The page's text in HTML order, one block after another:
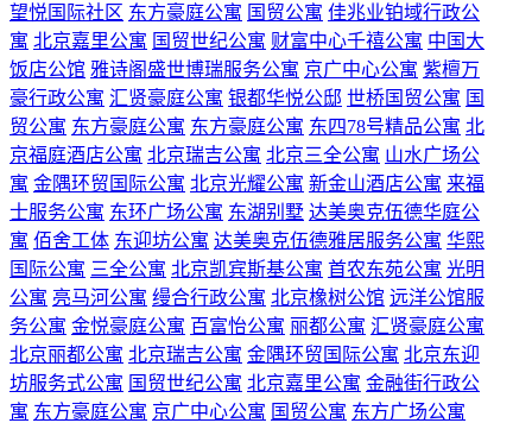
望悦国际社区 东方豪庭公寓 国贸公寓 佳兆业铂域行政公
寓 北京嘉里公寓 国贸世纪公寓 财富中心千禧公寓 中国大
饭店公馆 雅诗阁盛世博瑞服务公寓 京广中心公寓 紫檀万
豪行政公寓 汇贤豪庭公寓 银都华悦公邸 世桥国贸公寓 国
贸公寓 东方豪庭公寓 东方豪庭公寓 东四78号精品公寓 北
京福庭酒店公寓 北京瑞吉公寓 北京三全公寓 山水广场公
寓 金隅环贸国际公寓 北京光耀公寓 新金山酒店公寓 来福
士服务公寓 东环广场公寓 东湖别墅 达美奥克伍德华庭公
寓 佰舍工体 东迎坊公寓 达美奥克伍德雅居服务公寓 华熙
国际公寓 三全公寓 北京凯宾斯基公寓 首农东苑公寓 光明
公寓 亮马河公寓 缦合行政公寓 北京橡树公馆 远洋公馆服
务公寓 金悦豪庭公寓 百富怡公寓 丽都公寓 汇贤豪庭公寓
北京丽都公寓 北京瑞吉公寓 金隅环贸国际公寓 北京东迎
坊服务式公寓 国贸世纪公寓 北京嘉里公寓 金融街行政公
寓 东方豪庭公寓 京广中心公寓 国贸公寓 东方广场公寓